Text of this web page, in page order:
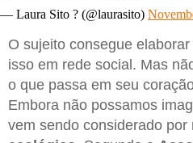
— Laura Sito ? (@laurasito)
O sujeito consegue
isso em rede social. Mas
o que passa em seu
Embora não possamos
vem sendo considerado por